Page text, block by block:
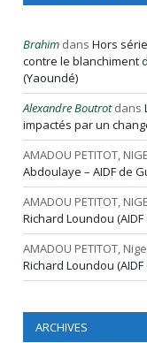
Brahim dans Hors
contre le blanchiment
(Yaoundé)
Alexandre Boutrotdans
impactés par un
AMADOU PETITOT,
Abdoulaye – AIDF de
AMADOU PETITOT,
Richard Loundou
AMADOU PETITOT,
Richard Loundou
ARCHIVES